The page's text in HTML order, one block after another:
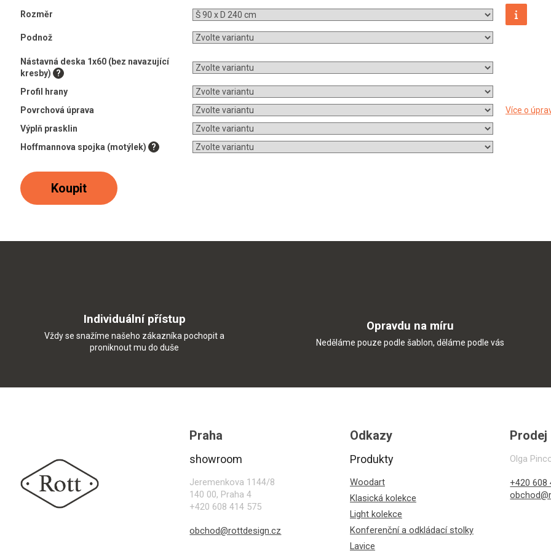
Rozměr
Podnož
Nástavná deska 1x60 (bez navazující
kresby) ?
Profil hrany
Povrchová úprava
Více o
Výplň prasklin
Hoffmannova spojka (motýlek) ?
Koupit
Individuální přístup
Vždy se snažíme našeho zákazníka pochopit a
proniknout mu do duše
Opravdu na míru
Neděláme pouze podle šablon, děláme podle vás
Praha
showroom
Jeremenkova 1144/8
140 00, Praha 4
+420 608 414 575
obchod@rottdesign.cz
Odkazy
Produkty
Woodart
Klasická kolekce
Light kolekce
Konferenční a odkládací stolky
Lavice
Prodej
Olga
+420 608